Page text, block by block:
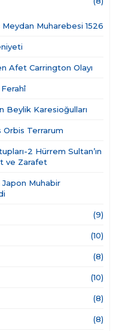
Muharebesi 1526
Afet Carrington Olayı
Ferahî
Beylik Karesioğulları
Orbis Terrarum
2 Hürrem Sultan’ın
ve Zarafet
Japon Muhabir
(9)
(10)
(8)
(10)
(8)
(8)